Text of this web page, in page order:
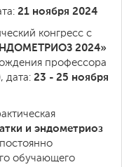
21 ноября 2024
конгресс с
2024»
профессора
дата: 23 - 25 ноября
и эндометриоз
обучающего